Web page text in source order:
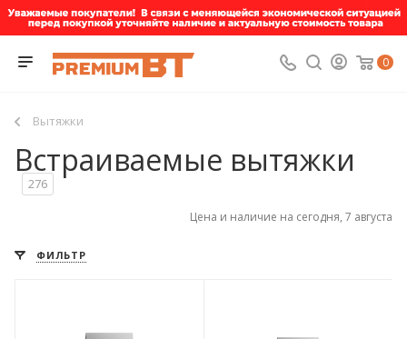
0
Вытяжки
Встраиваемые вытяжки
276
Цена и наличие на сегодня, 7 августа
ФИЛЬТР